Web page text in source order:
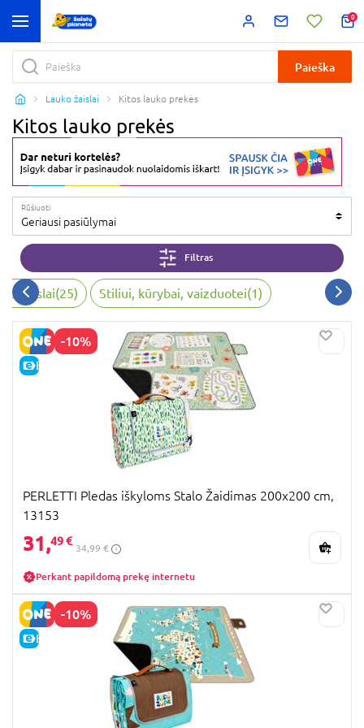
0
Paieška
Lauko žaislai Kitos lauko prekės
Kitos lauko prekės
Rūšiuoti
Geriausi pasiūlymai
Filtras
žaislai(25) Stiliui, kūrybai, vaizduotei(1)
-10%
E-KAINA
PERLETTI Pledas iškyloms Stalo Žaidimas 200x200 cm,
13153
31,49 €
34,99 €
Perkant papildomą prekę internetu
-10%
E-KAINA